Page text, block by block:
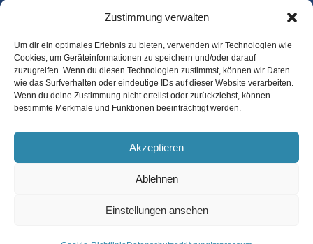
Zustimmung verwalten
Um dir ein optimales Erlebnis zu bieten, verwenden wir Technologien wie
Cookies, um Geräteinformationen zu speichern und/oder darauf
zuzugreifen. Wenn du diesen Technologien zustimmst, können wir Daten
wie das Surfverhalten oder eindeutige IDs auf dieser Website verarbeiten.
Wenn du deine Zustimmung nicht erteilst oder zurückziehst, können
bestimmte Merkmale und Funktionen beeinträchtigt werden.
Akzeptieren
Ablehnen
Einstellungen ansehen
Startseite
Team
Kontakt und
Anfahrt
Impressum
Datenschutzerklärung